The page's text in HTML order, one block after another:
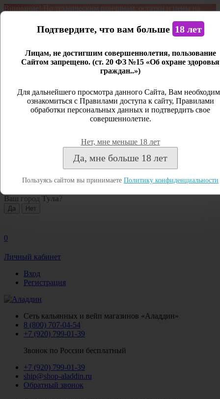
Внимание! По техническим причинам, остатки и цены на
является демонстрационным. Дистанционная продажа не
Открыть сайдбар
Личный кабинет
Закрыть
Посмотреть все результаты
Ваш город Тула ?
0
Личный кабинет
Вход
Регистрация
Сеть кальянных и вейп магазинов «Аладдин»
8 (800) 707-04-54
+7 (920) 799-01-39
Звонок по России бесплатный
+7 (920) 799-01-39
ship@shop-aladdin.ru
Обратный звонок
Подтвердите, что вам больше 18 лет
Лицам, не достигшим совершеннолетия, пользование
Сайтом запрещено. (ст. 20 ФЗ №15 «Об охране здоровья
граждан..»)
Для дальнейшего просмотра данного Сайта, Вам
ознакомиться с Правилами доступа к сайту, Правилами
обработки персональных данных и подтвердить свое
совершеннолетие.
Нет, мне меньше 18 лет
Да, мне больше 18 лет
Пользуясь сайтом вы принимаете Политику конфиденциальности